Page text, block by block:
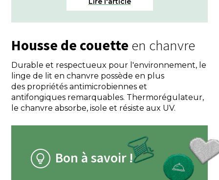
Housse de couette en chanvre
Durable et respectueux pour l'environnement, le
linge de lit en chanvre possède en plus
des propriétés antimicrobiennes et
antifongiques remarquables. Thermorégulateur,
le chanvre absorbe, isole et résiste aux UV.
Bon à savoir !